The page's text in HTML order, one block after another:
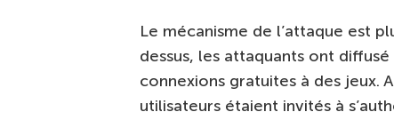
Le mécanisme de l’attaque est
dessus, les attaquants ont
connexions gratuites à des jeux.
utilisateurs étaient invités à